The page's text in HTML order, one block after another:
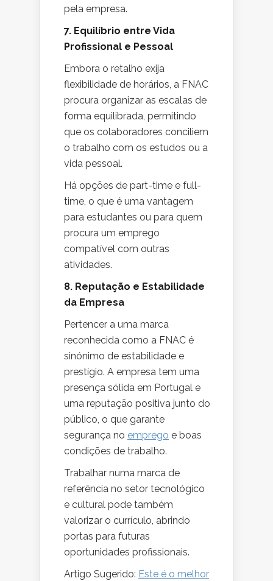
pela empresa.
7. Equilíbrio entre Vida
Profissional e Pessoal
Embora o retalho exija
flexibilidade de horários, a FNAC
procura organizar as escalas de
forma equilibrada, permitindo
que os colaboradores conciliem
o trabalho com os estudos ou a
vida pessoal.
Há opções de part-time e full-
time, o que é uma vantagem
para estudantes ou para quem
procura um emprego
compatível com outras
atividades.
8. Reputação e Estabilidade
da Empresa
Pertencer a uma marca
reconhecida como a FNAC é
sinónimo de estabilidade e
prestígio. A empresa tem uma
presença sólida em Portugal e
uma reputação positiva junto do
público, o que garante
segurança no emprego e boas
condições de trabalho.
Trabalhar numa marca de
referência no setor tecnológico
e cultural pode também
valorizar o currículo, abrindo
portas para futuras
oportunidades profissionais.
Artigo Sugerido: Este é o melhor